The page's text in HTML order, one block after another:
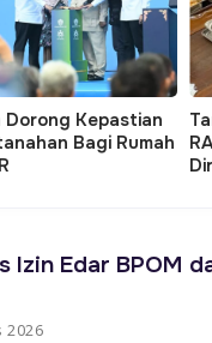
IKN Sedot
Hilangkan Wilayah
Sepaku Kaltim
Izin Edar BPOM
2026